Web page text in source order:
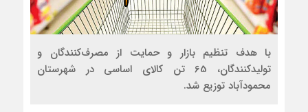
با هدف تنظیم بازار و حمایت از مصرف‌کنندگان و
تولیدکنندگان، 65 تن کالای اساسی در شهرستان
محمودآباد توزیع شد.